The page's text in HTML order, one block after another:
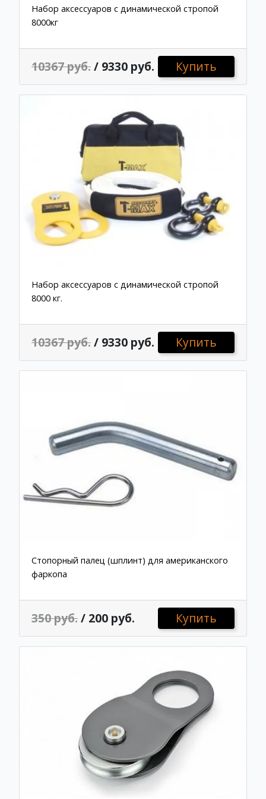
Набор аксессуаров с динамической стропой
8000кг
10367 руб./ 9330 руб. Купить
Набор аксессуаров с динамической стропой
8000 кг.
10367 руб./ 9330 руб. Купить
Стопорный палец (шплинт) для американского
фаркопа
350 руб./ 200 руб. Купить